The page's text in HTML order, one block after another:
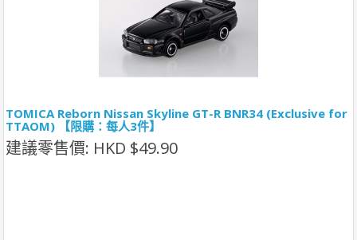
TOMICA Reborn Nissan Skyline GT-R BNR34 (Exclusive for
TTAOM) 【限購：每人3件】
建議零售價: HKD $49.90